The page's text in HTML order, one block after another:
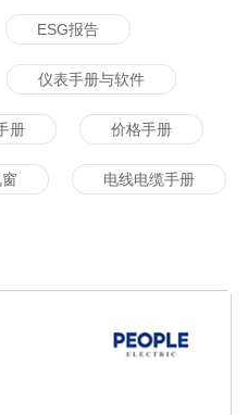
ESG报告
仪表手册与软件
册 价格手册
电线电缆手册